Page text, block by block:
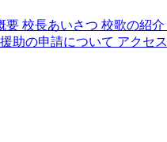
要 校長あいさつ 校歌の紹介
助の申請について アクセス